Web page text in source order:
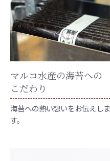
マルコ水産の海苔への
こだわり
海苔への熱い想いをお伝えしま
す。